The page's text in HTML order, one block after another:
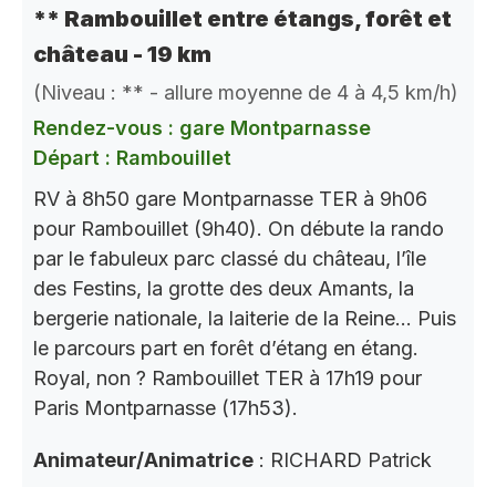
** Rambouillet entre étangs, forêt et
château - 19 km
(Niveau : ** - allure moyenne de 4 à 4,5 km/h)
Rendez-vous : gare Montparnasse
Départ : Rambouillet
RV à 8h50 gare Montparnasse TER à 9h06
pour Rambouillet (9h40). On débute la rando
par le fabuleux parc classé du château, l’île
des Festins, la grotte des deux Amants, la
bergerie nationale, la laiterie de la Reine… Puis
le parcours part en forêt d’étang en étang.
Royal, non ? Rambouillet TER à 17h19 pour
Paris Montparnasse (17h53).
Animateur/Animatrice : RICHARD Patrick